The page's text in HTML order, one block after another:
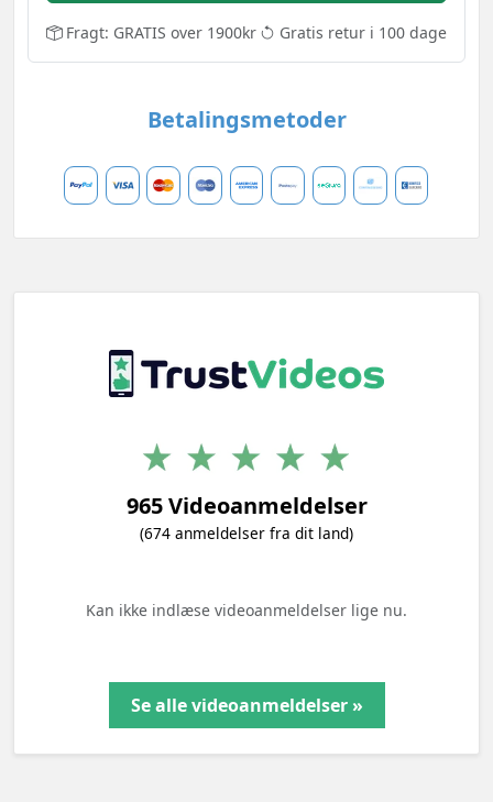
Fragt: GRATIS over 1900kr Gratis retur i 100 dage
Betalingsmetoder
965 Videoanmeldelser
(674 anmeldelser fra dit land)
Kan ikke indlæse videoanmeldelser lige nu.
Se alle videoanmeldelser »